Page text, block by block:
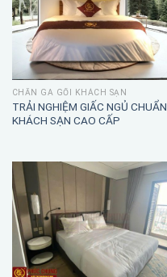
CHĂN GA GỐI KHÁCH SẠN
TRẢI NGHIỆM GIẤC NGỦ CHUẨN
KHÁCH SẠN CAO CẤP